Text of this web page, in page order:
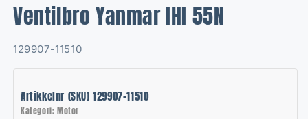
Ventilbro Yanmar IHI 55N
SKU:
129907-11510
Artikkelnr (SKU) 129907-11510
Kategori: Motor